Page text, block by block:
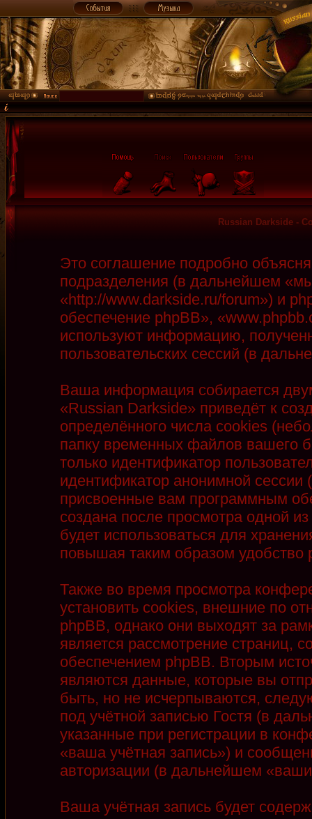
Russian Darkside -
Это соглашение подробно
подразделения (в дальнейшем
«http://www.darkside.ru/forum») и
обеспечение phpBB»,
используют информацию,
пользовательских сессий (в
Ваша информация собирается
«Russian Darkside» приведёт к
определённого числа cookies
папку временных файлов вашего
только идентификатор
идентификатор анонимной
присвоенные вам программным
создана после просмотра одной
будет использоваться для
повышая таким образом
Также во время просмотра
установить cookies, внешние по
phpBB, однако они выходят за
является рассмотрение страниц,
обеспечением phpBB. Вторым
являются данные, которые вы
быть, но не исчерпываются,
под учётной записью Гостя (в
указанные при регистрации в
«ваша учётная запись») и
авторизации (в дальнейшем
Ваша учётная запись будет